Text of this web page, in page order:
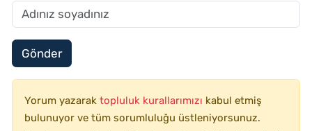
Gönder
Yorum yazarak topluluk kurallarımızı kabul etmiş
bulunuyor ve tüm sorumluluğu üstleniyorsunuz.